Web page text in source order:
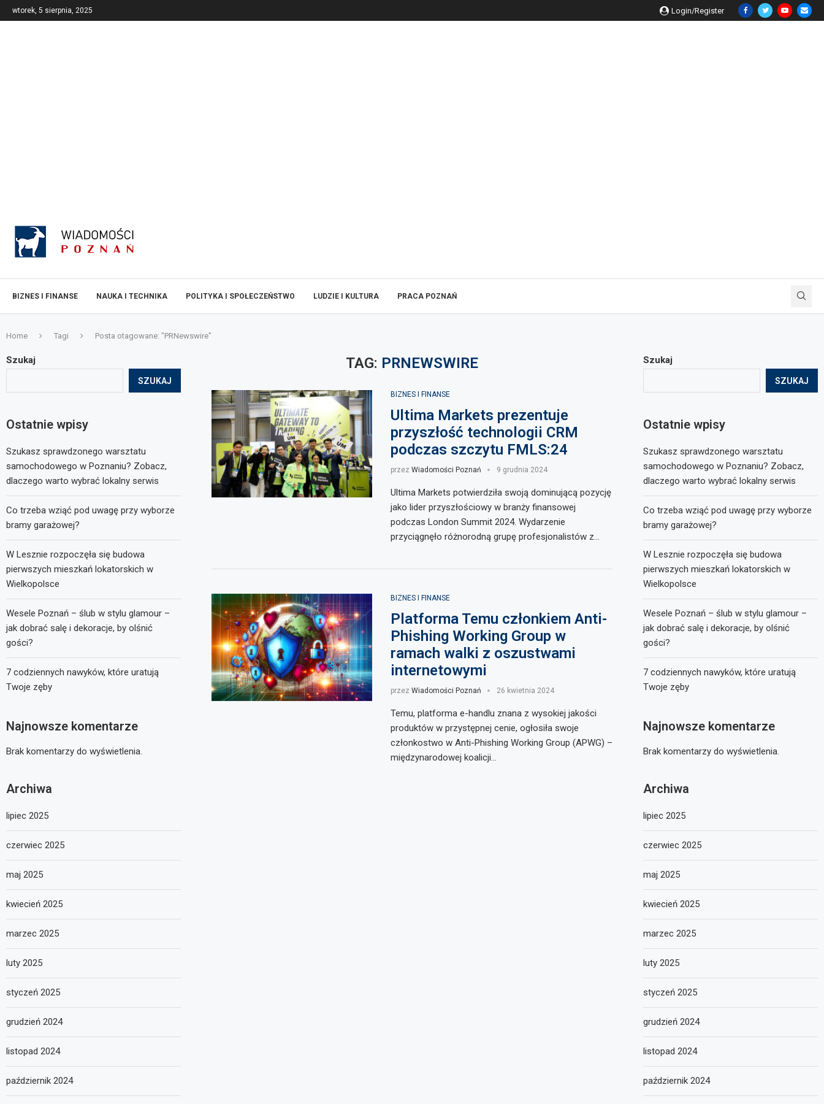
wtorek, 5 sierpnia, 2025 Login/Register
BIZNES I FINANSE NAUKA I TECHNIKA POLITYKA I SPOŁECZEŃSTWO LUDZIE I KULTURA PRACA POZNAŃ
Home Tagi Posta otagowane: "PRNewswire"
TAG: PRNEWSWIRE
BIZNES I FINANSE
Ultima Markets prezentuje
przyszłość technologii CRM
podczas szczytu FMLS:24
przez Wiadomości Poznań 9 grudnia 2024
Ultima Markets potwierdziła swoją dominującą pozycję
jako lider przyszłościowy w branży finansowej
podczas London Summit 2024. Wydarzenie
przyciągnęło różnorodną grupę profesjonalistów z…
BIZNES I FINANSE
Platforma Temu członkiem Anti-
Phishing Working Group w
ramach walki z oszustwami
internetowymi
przez Wiadomości Poznań 26 kwietnia 2024
Temu, platforma e-handlu znana z wysokiej jakości
produktów w przystępnej cenie, ogłosiła swoje
członkostwo w Anti-Phishing Working Group (APWG) –
międzynarodowej koalicji…
Szukaj
SZUKAJ
Ostatnie wpisy
Szukasz sprawdzonego warsztatu
samochodowego w Poznaniu? Zobacz,
dlaczego warto wybrać lokalny serwis
Co trzeba wziąć pod uwagę przy wyborze
bramy garażowej?
W Lesznie rozpoczęła się budowa
pierwszych mieszkań lokatorskich w
Wielkopolsce
Wesele Poznań – ślub w stylu glamour –
jak dobrać salę i dekoracje, by olśnić
gości?
7 codziennych nawyków, które uratują
Twoje zęby
Najnowsze komentarze
Brak komentarzy do wyświetlenia.
Archiwa
lipiec 2025
czerwiec 2025
maj 2025
kwiecień 2025
marzec 2025
luty 2025
styczeń 2025
grudzień 2024
listopad 2024
październik 2024
Szukaj
SZUKAJ
Ostatnie wpisy
Szukasz sprawdzonego warsztatu
samochodowego w Poznaniu? Zobacz,
dlaczego warto wybrać lokalny serwis
Co trzeba wziąć pod uwagę przy wyborze
bramy garażowej?
W Lesznie rozpoczęła się budowa
pierwszych mieszkań lokatorskich w
Wielkopolsce
Wesele Poznań – ślub w stylu glamour –
jak dobrać salę i dekoracje, by olśnić
gości?
7 codziennych nawyków, które uratują
Twoje zęby
Najnowsze komentarze
Brak komentarzy do wyświetlenia.
Archiwa
lipiec 2025
czerwiec 2025
maj 2025
kwiecień 2025
marzec 2025
luty 2025
styczeń 2025
grudzień 2024
listopad 2024
październik 2024